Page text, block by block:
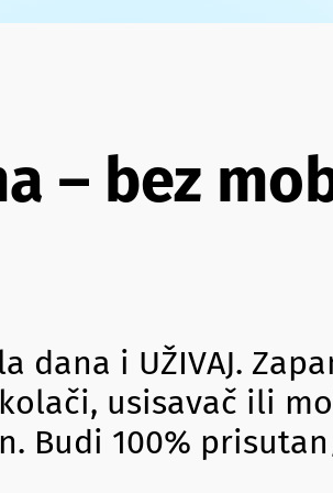
– bez
i UŽIVAJ.
usisavač ili
Budi 100%